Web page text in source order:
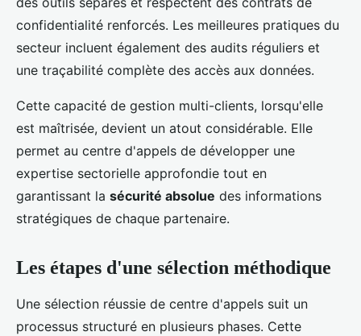
confidentialité renforcés. Les meilleures pratiques du
secteur incluent également des audits réguliers et
une traçabilité complète des accès aux données.
Cette capacité de gestion multi-clients, lorsqu'elle
est maîtrisée, devient un atout considérable. Elle
permet au centre d'appels de développer une
expertise sectorielle approfondie tout en
garantissant la sécurité absolue des informations
stratégiques de chaque partenaire.
Les étapes d'une sélection méthodique
Une sélection réussie de centre d'appels suit un
processus structuré en plusieurs phases. Cette